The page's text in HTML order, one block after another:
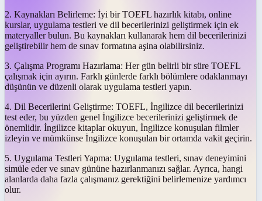
2. Kaynakları Belirleme: İyi bir TOEFL hazırlık kitabı, online
kurslar, uygulama testleri ve dil becerilerinizi geliştirmek için ek
materyaller bulun. Bu kaynakları kullanarak hem dil becerilerinizi
geliştirebilir hem de sınav formatına aşina olabilirsiniz.
3. Çalışma Programı Hazırlama: Her gün belirli bir süre TOEFL
çalışmak için ayırın. Farklı günlerde farklı bölümlere odaklanmayı
düşünün ve düzenli olarak uygulama testleri yapın.
4. Dil Becerilerini Geliştirme: TOEFL, İngilizce dil becerilerinizi
test eder, bu yüzden genel İngilizce becerilerinizi geliştirmek de
önemlidir. İngilizce kitaplar okuyun, İngilizce konuşulan filmler
izleyin ve mümkünse İngilizce konuşulan bir ortamda vakit geçirin.
5. Uygulama Testleri Yapma: Uygulama testleri, sınav deneyimini
simüle eder ve sınav gününe hazırlanmanızı sağlar. Ayrıca, hangi
alanlarda daha fazla çalışmanız gerektiğini belirlemenize yardımcı
olur.